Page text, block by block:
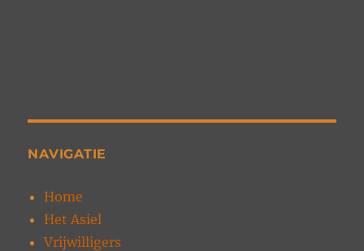
NAVIGATIE
Home
Het Asiel
Vrijwilligers